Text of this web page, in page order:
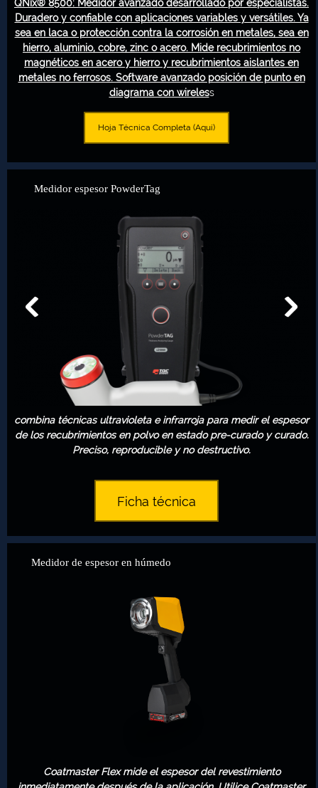
QNix® 8500: Medidor avanzado desarrollado por especialistas.
Duradero y confiable con aplicaciones variables y versátiles. Ya
sea en laca o protección contra la corrosión en metales, sea en
hierro, aluminio, cobre, zinc o acero. Mide recubrimientos no
magnéticos en acero y hierro y recubrimientos aislantes en
metales no ferrosos. Software avanzado posición de punto en
diagrama con wireless
Hoja Técnica Completa (Aquí)
Medidor espesor PowderTag
combina técnicas ultravioleta e infrarroja para medir el espesor
de los recubrimientos en polvo en estado pre-curado y curado.
Preciso, reproducible y no destructivo.
Ficha técnica
Medidor de espesor en húmedo
Coatmaster Flex mide el espesor del revestimiento